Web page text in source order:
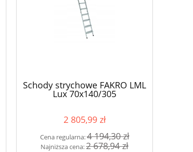
Schody strychowe FAKRO LML
Lux 70x140/305
2 805,99 zł
Cena regularna:4 194,30 zł
Najniższa cena:2 678,94 zł